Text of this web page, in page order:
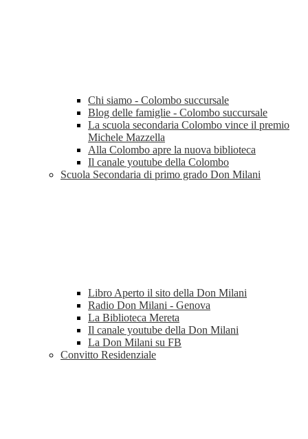
Chi siamo - Colombo succursale
Blog delle famiglie - Colombo succursale
La scuola secondaria Colombo vince il premio
Michele Mazzella
Alla Colombo apre la nuova biblioteca
Il canale youtube della Colombo
Scuola Secondaria di primo grado Don Milani
Libro Aperto il sito della Don Milani
Radio Don Milani - Genova
La Biblioteca Mereta
Il canale youtube della Don Milani
La Don Milani su FB
Convitto Residenziale